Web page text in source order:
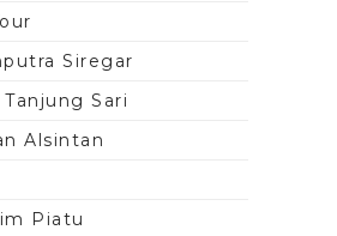
Siregar
Sari
Alsintan
Piatu